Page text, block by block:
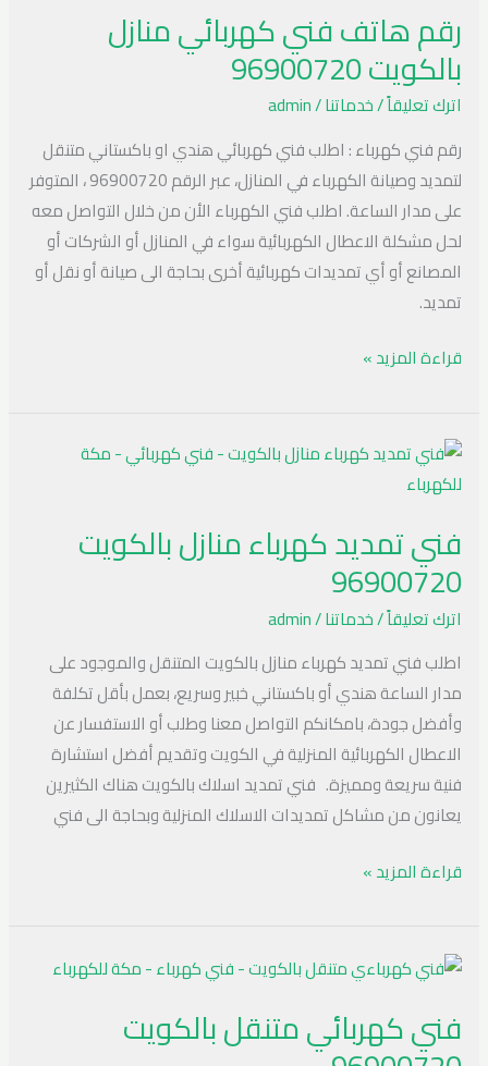
رقم هاتف فني كهربائي منازل
بالكويت 96900720
اترك تعليقاً/خدماتنا/
admin
رقم فني كهرباء : اطلب فني كهربائي هندي او باكستاني متنقل
لتمديد وصيانة الكهرباء في المنازل، عبر الرقم 96900720 ، المتوفر
على مدار الساعة. اطلب فني الكهرباء الأن من خلال التواصل معه
لحل مشكلة الاعطال الكهربائية سواء في المنازل أو الشركات أو
المصانع أو أي تمديدات كهربائية أخرى بحاجة الى صيانة أو نقل أو
تمديد.
فني
كهربائي
منازل
بالكويت
96900720
قراءة المزيد »
فني تمديد كهرباء منازل بالكويت
96900720
اترك تعليقاً/خدماتنا/
admin
اطلب فني تمديد كهرباء منازل بالكويت المتنقل والموجود على
مدار الساعة هندي أو باكستاني خبير وسريع، بعمل بأقل تكلفة
وأفضل جودة، بامكانكم التواصل معنا وطلب أو الاستفسار عن
الاعطال الكهربائية المنزلية في الكويت وتقديم أفضل استشارة
فنية سريعة ومميزة. فني تمديد اسلاك بالكويت هناك الكثيرين
يعانون من مشاكل تمديدات الاسلاك المنزلية وبحاجة الى فني
فني
تمديد
منازل
بالكويت
96900720
قراءة المزيد »
فني كهربائي متنقل بالكويت
فني
متنقل
بالكويت